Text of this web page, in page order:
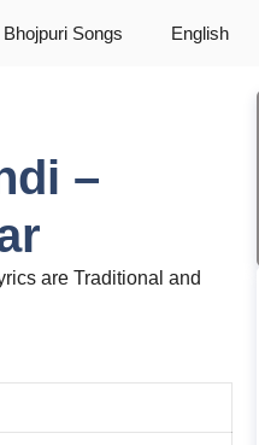
Bhojpuri Songs English
–
are Traditional and